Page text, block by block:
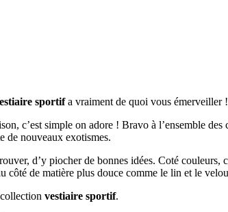
sportifa vraiment de quoi vous émerveiller !
c’est simple on adore ! Bravo à l’ensemble
de nouveaux exotismes.
d’y piocher de bonnes idées. Coté
de matière plus douce comme le lin et le
vestiaire sportif.